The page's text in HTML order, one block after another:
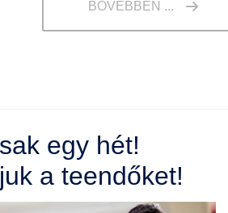
BŐVEBBEN ...
egy hét!
a teendőket!